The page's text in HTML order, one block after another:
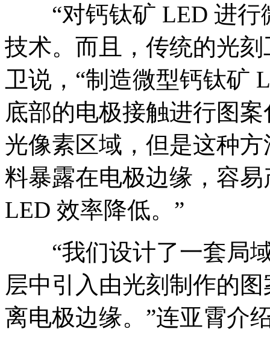
“对钙钛矿 LED 进行
技术。而且，传统的光
卫说，“制造微型钙钛矿
底部的电极接触进行图
光像素区域，但是这种
料暴露在电极边缘，容
LED 效率降低。”
“我们设计了一套局域
层中引入由光刻制作的
离电极边缘。”连亚霄介